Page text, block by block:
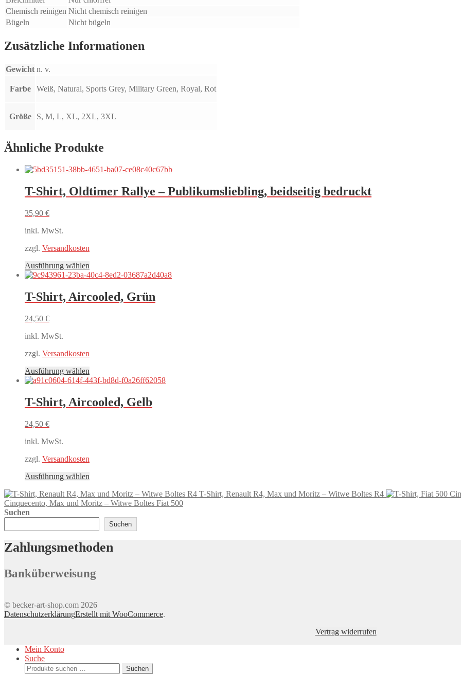
Chemisch reinigen Nicht chemisch reinigen
Bügeln
Nicht bügeln
Zusätzliche Informationen
Gewicht n. v.
Farbe Weiß, Natural, Sports Grey, Military Green, Royal, Rot
Größe S, M, L, XL, 2XL, 3XL
Ähnliche Produkte
T-Shirt, Oldtimer Rallye – Publikumsliebling, beidseitig bedruckt
35,90 €
inkl. MwSt.
zzgl. Versandkosten
Ausführung wählen
Produkt
mehrere
Varianten
der
gewählt
werden
T-Shirt, Aircooled, Grün
24,50 €
inkl. MwSt.
zzgl. Versandkosten
Ausführung wählen
Produkt
mehrere
Varianten
der
gewählt
werden
T-Shirt, Aircooled, Gelb
24,50 €
inkl. MwSt.
zzgl. Versandkosten
Ausführung wählen
weist
mehrere
Die
Optionen
können
Produktseite
T-Shirt, Renault R4, Max und Moritz – Witwe Boltes R4
Cinquecento, Max und Moritz – Witwe Boltes Fiat 500
Suchen
Suchen
Zahlungsmethoden
Banküberweisung
© becker-art-shop.com 2026
DatenschutzerklärungErstellt mit WooCommerce.
Vertrag widerrufen
Mein Konto
Suche
Suchen
Suchen